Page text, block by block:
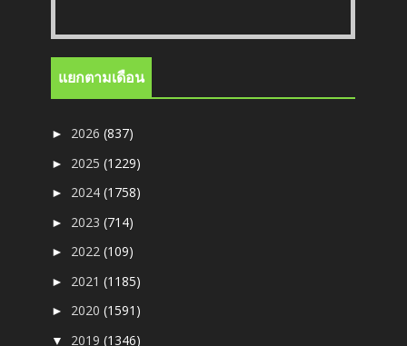
แยกตามเดือน
► 2026(837)
► 2025(1229)
► 2024(1758)
► 2023(714)
► 2022(109)
► 2021(1185)
► 2020(1591)
▼ 2019(1346)